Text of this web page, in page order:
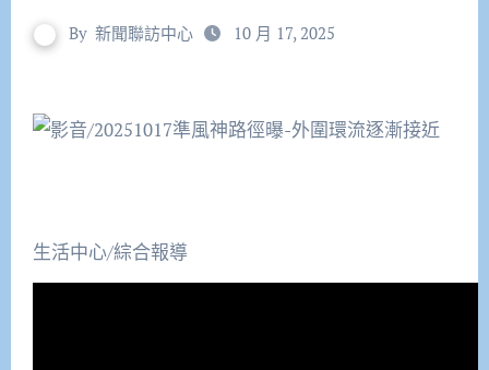
By 新聞聯訪中心 10 月 17, 2025
生活中心∕綜合報導